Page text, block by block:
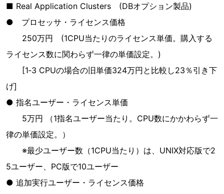
■ Real Application Clusters (DBオプション製品)
● プロセッサ・ライセンス価格
250万円 (1CPU当たりのライセンス単価。購入する
ライセンス数に関わらず一律の単価設定。)
[1‐3 CPUの場合の旧単価324万円と比較し23％引き下
げ]
● 指名ユーザー・ライセンス単価
5万円 （1指名ユーザー当たり。CPU数にかかわらず一
律の単価設定。）
※最少ユーザー数（1CPU当たり）は、UNIX対応版で2
5ユーザー、PC版で10ユーザー
● 追加実行ユーザー・ライセンス価格